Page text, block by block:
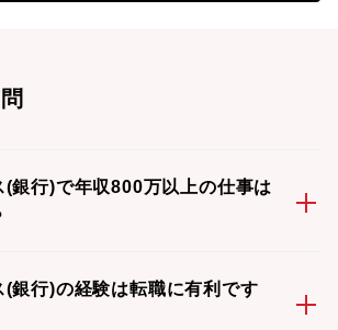
(銀行)で年収800万以上の仕事は
(銀行)の経験は転職に有利です